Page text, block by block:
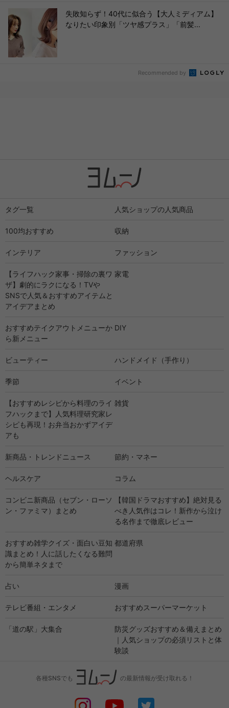
失敗知らず！40代に似合う【大人ミディアム】
なりたい印象別「ツヤ感プラス」「前髪...
Recommended by
タグ一覧 人気ショップの人気商品
100均おすすめ 収納
インテリア ファッション
【ライフハック家事・掃除の裏ワ
ザ】劇的にラクになる！TVや
SNSで人気＆おすすめアイテムと
アイデアまとめ
家電
おすすめテイクアウトメニューか
ら新メニュー
DIY
ビューティー ハンドメイド（手作り）
季節 イベント
【おすすめレシピから料理のライ
フハックまで】人気料理研究家レ
シピも再現！お弁当おかずアイデ
アも
雑貨
新商品・トレンドニュース 節約・マネー
ヘルスケア コラム
コンビニ新商品（セブン・ローソ
ン・ファミマ）まとめ
【韓国ドラマおすすめ】絶対見る
べき人気作はコレ！新作から泣け
る名作まで徹底レビュー
おすすめ雑学クイズ・面白い豆知
識まとめ！人に話したくなる難問
から簡単ネタまで
都道府県
占い 漫画
テレビ番組・エンタメ おすすめスーパーマーケット
「道の駅」大集合
防災グッズおすすめ＆備えまとめ
｜人気ショップの必須リストと体
験談
各種SNSでも の最新情報が受け取れる！